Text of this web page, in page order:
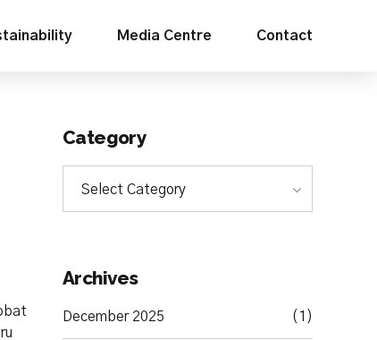
Media Centre Contact
Category
Select Category
Archives
December 2025 (1)